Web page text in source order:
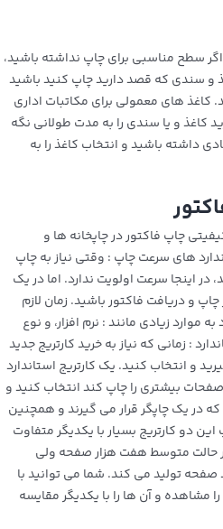
سطح مناسبی برای چاپ نداشته باشید،
و سندی که قصد دارید چاپ کنید باشید
های معمولی برای مکاتبات اداری
کاغذ و یا سندی را به مدت طولانی نگه‌
داشته‌ باشید و انتخاب کاغذ را به
چاپ فاکتور در چاپخانه‌ ها و
های سرعت چاپ : وقتی نیاز به چاپ
اینجا سرعت اولویت ندارد. اما در یک
و دریافت فاکتور باشید. زمان لازم
موارد زیادی مانند : نرم افزار، و نوع
: زمانی که نیاز به خرید کارتریج جدید
و انتخاب کنید. یک کارتریج استاندارد
بیشتری را چاپ کند انتخاب کنید و
که در یک چاپگر قرار می گیرند و همچنین
دو کارتریج بسیار با یکدیگر متفاوت
در حالت متوسط هفت هزار صفحه ولی
صفحه تولید می‌ کند. شما می توانید با
مشاهده و آن‌ ها را با یکدیگر مقایسه